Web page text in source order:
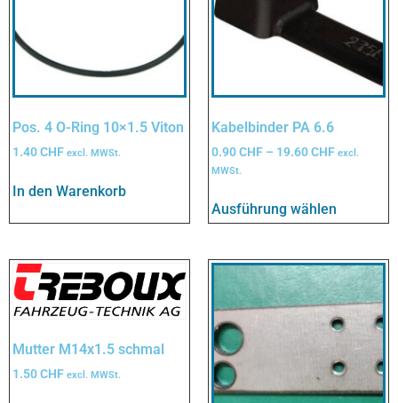
Pos. 4 O-Ring 10×1.5 Viton
1.40CHF excl. MWSt.
In den Warenkorb
Kabelbinder PA 6.6
0.90CHF – 19.60CHF excl.
MWSt.
Ausführung wählen
Mutter M14x1.5 schmal
1.50CHF excl. MWSt.